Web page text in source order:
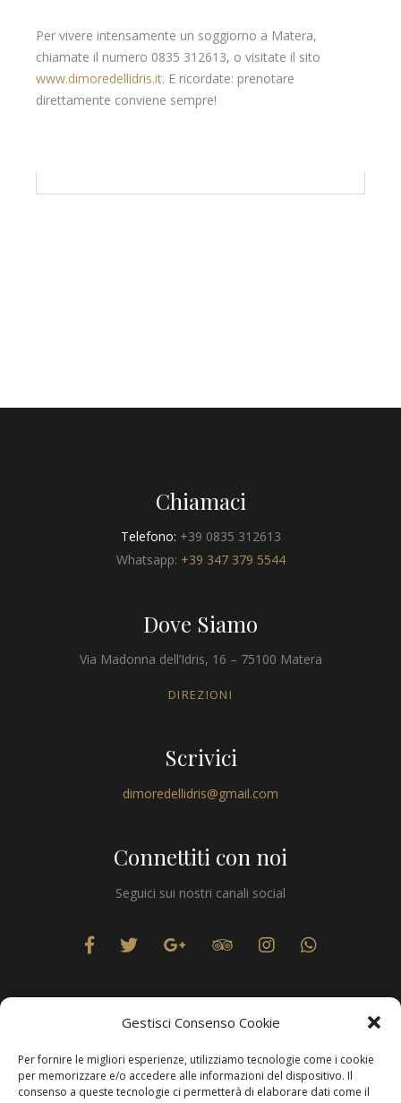
Gestisci Consenso Cookie
Per fornire le migliori esperienze, utilizziamo tecnologie come i cookie
per memorizzare e/o accedere alle informazioni del dispositivo. Il
consenso a queste tecnologie ci permetterà di elaborare dati come il
Per vivere intensamente un soggiorno a Matera,
chiamate il numero 0835 312613, o visitate il sito
www.dimoredellidris.it. E ricordate: prenotare
direttamente conviene sempre!
Chiamaci
Telefono: +39 0835 312613
Whatsapp: +39 347 379 5544
Dove Siamo
Via Madonna dell’Idris, 16 – 75100 Matera
DIREZIONI
Scrivici
dimoredellidris@gmail.com
Connettiti con noi
Seguici sui nostri canali social
Privacy